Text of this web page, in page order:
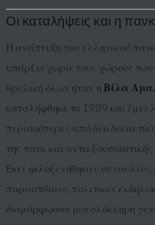
Οι καταλήψεις και η
Η ανάπτυξη του ελληνικού
υπάρξει χωρίς τους χώρους
θρυλική όλων ήταν η Βίλα
καταλήφθηκε το 1989 και
περισσότερες από δύο
της πανκ και
Εκεί φιλοξενήθηκαν συναυλίες,
παραστάσεις, πολιτικές
διαμόρφωσαν μια ολόκληρη